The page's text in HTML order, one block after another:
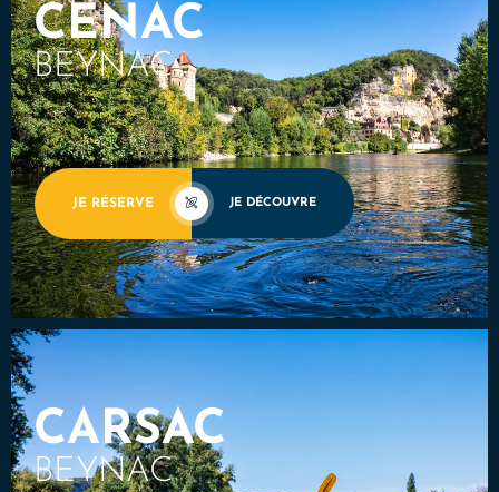
CÉNAC
BEYNAC
JE RÉSERVE JE DÉCOUVRE
CARSAC
BEYNAC